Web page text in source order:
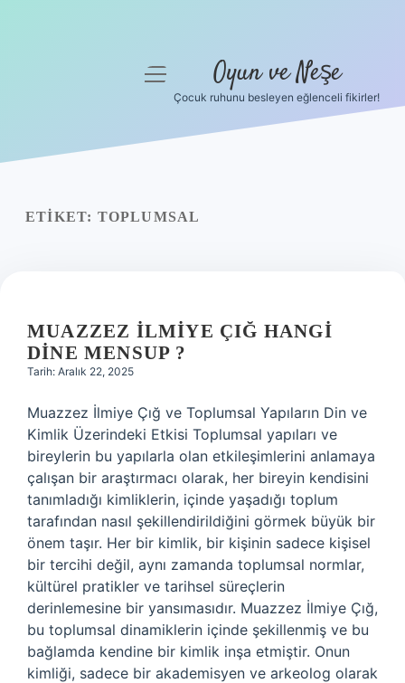
Yasal Uyarı
menüyü
Oyun ve Neşe
Çocuk ruhunu besleyen eğlenceli fikirler!
ETIKET: TOPLUMSAL
MUAZZEZ İLMIYE ÇIĞ HANGI
DINE MENSUP ?
Tarih: Aralık 22, 2025
Muazzez İlmiye Çığ ve Toplumsal Yapıların Din ve
Kimlik Üzerindeki Etkisi Toplumsal yapıları ve
bireylerin bu yapılarla olan etkileşimlerini anlamaya
çalışan bir araştırmacı olarak, her bireyin kendisini
tanımladığı kimliklerin, içinde yaşadığı toplum
tarafından nasıl şekillendirildiğini görmek büyük bir
önem taşır. Her bir kimlik, bir kişinin sadece kişisel
bir tercihi değil, aynı zamanda toplumsal normlar,
kültürel pratikler ve tarihsel süreçlerin
derinlemesine bir yansımasıdır. Muazzez İlmiye Çığ,
bu toplumsal dinamiklerin içinde şekillenmiş ve bu
bağlamda kendine bir kimlik inşa etmiştir. Onun
kimliği, sadece bir akademisyen ve arkeolog olarak